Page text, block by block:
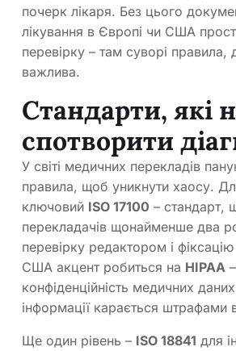
почерк лікаря. Без цього
лікування в Європі чи США
перевірку – там суворі
важлива.
Стандарти, які
спотворити
У світі медичних перекладів
правила, щоб уникнути хаосу.
ключовий ISO 17100 – стандарт,
перекладачів щонайменше два
перевірку редактором і фіксацію
США акцент робиться на HIPAA
конфіденційність медичних
інформації карається штрафами
Ще один рівень – ISO 18841 для